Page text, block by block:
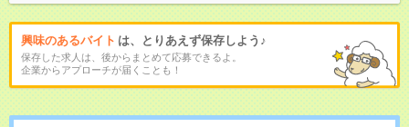
興味のあるバイト は、とりあえず保存しよう♪
保存した求人は、後からまとめて応募できるよ。
企業からアプローチが届くことも！